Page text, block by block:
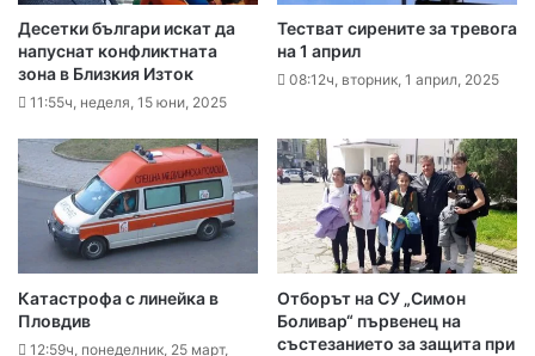
Десетки българи искат да
напуснат конфликтната
зона в Близкия Изток
11:55ч, неделя, 15 юни, 2025
Тестват сирените за тревога
на 1 април
08:12ч, вторник, 1 април, 2025
Катастрофа с линейка в
Пловдив
12:59ч, понеделник, 25 март,
Отборът на СУ „Симон
Боливар“ първенец на
състезанието за защита при